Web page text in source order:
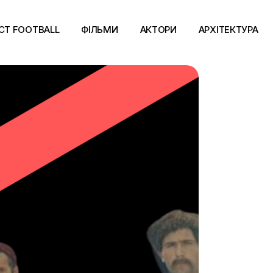
FOOTBALL ФІЛЬМИ АКТОРИ АРХІТЕКТУРА